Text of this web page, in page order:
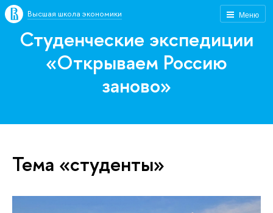
Меню
Высшая школа экономики
Студенческие экспедиции
«Открываем Россию
заново»
Тема «студенты»